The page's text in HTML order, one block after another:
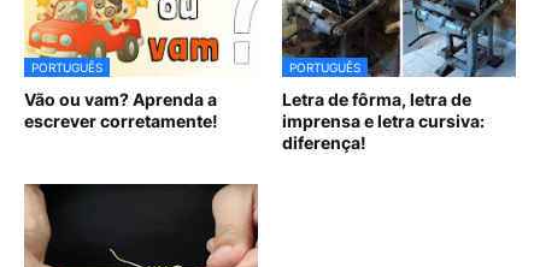
PORTUGUÊS
Vão ou vam? Aprenda a
escrever corretamente!
PORTUGUÊS
Letra de fôrma, letra de
imprensa e letra cursiva:
diferença!